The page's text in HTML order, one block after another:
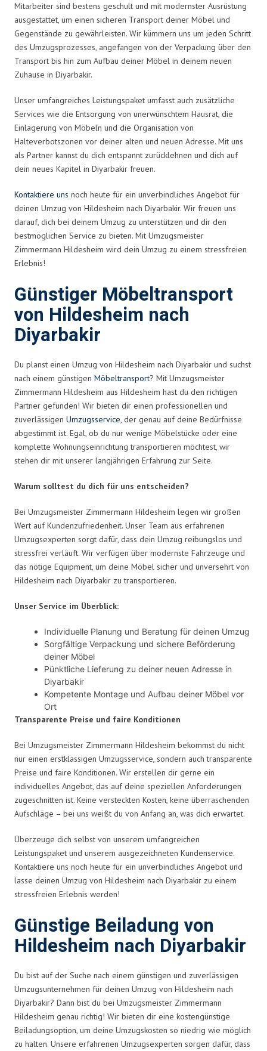
Mitarbeiter sind bestens geschult und mit modernster Ausrüstung
ausgestattet, um einen sicheren Transport deiner Möbel und
Gegenstände zu gewährleisten. Wir kümmern uns um jeden Schritt
des Umzugsprozesses, angefangen von der Verpackung über den
Transport bis hin zum Aufbau deiner Möbel in deinem neuen
Zuhause in Diyarbakir.
Unser umfangreiches Leistungspaket umfasst auch zusätzliche
Services wie die Entsorgung von unerwünschtem Hausrat, die
Einlagerung von Möbeln und die Organisation von
Halteverbotszonen vor deiner alten und neuen Adresse. Mit uns
als Partner kannst du dich entspannt zurücklehnen und dich auf
dein neues Kapitel in Diyarbakir freuen.
Kontaktiere uns noch heute für ein unverbindliches Angebot für
deinen Umzug von Hildesheim nach Diyarbakir. Wir freuen uns
darauf, dich bei deinem Umzug zu unterstützen und dir den
bestmöglichen Service zu bieten. Mit Umzugsmeister
Zimmermann Hildesheim wird dein Umzug zu einem stressfreien
Erlebnis!
Günstiger Möbeltransport
von Hildesheim nach
Diyarbakir
Du planst einen Umzug von Hildesheim nach Diyarbakir und suchst
nach einem günstigen Möbeltransport? Mit Umzugsmeister
Zimmermann Hildesheim aus Hildesheim hast du den richtigen
Partner gefunden! Wir bieten dir einen professionellen und
zuverlässigen Umzugsservice, der genau auf deine Bedürfnisse
abgestimmt ist. Egal, ob du nur wenige Möbelstücke oder eine
komplette Wohnungseinrichtung transportieren möchtest, wir
stehen dir mit unserer langjährigen Erfahrung zur Seite.
Warum solltest du dich für uns entscheiden?
Bei Umzugsmeister Zimmermann Hildesheim legen wir großen
Wert auf Kundenzufriedenheit. Unser Team aus erfahrenen
Umzugsexperten sorgt dafür, dass dein Umzug reibungslos und
stressfrei verläuft. Wir verfügen über modernste Fahrzeuge und
das nötige Equipment, um deine Möbel sicher und unversehrt von
Hildesheim nach Diyarbakir zu transportieren.
Unser Service im Überblick:
Individuelle Planung und Beratung für deinen Umzug
Sorgfältige Verpackung und sichere Beförderung
deiner Möbel
Pünktliche Lieferung zu deiner neuen Adresse in
Diyarbakir
Kompetente Montage und Aufbau deiner Möbel vor
Ort
Transparente Preise und faire Konditionen
Bei Umzugsmeister Zimmermann Hildesheim bekommst du nicht
nur einen erstklassigen Umzugsservice, sondern auch transparente
Preise und faire Konditionen. Wir erstellen dir gerne ein
individuelles Angebot, das auf deine speziellen Anforderungen
zugeschnitten ist. Keine versteckten Kosten, keine überraschenden
Aufschläge – bei uns weißt du von Anfang an, was dich erwartet.
Überzeuge dich selbst von unserem umfangreichen
Leistungspaket und unserem ausgezeichneten Kundenservice.
Kontaktiere uns noch heute für ein unverbindliches Angebot und
lasse deinen Umzug von Hildesheim nach Diyarbakir zu einem
stressfreien Erlebnis werden!
Günstige Beiladung von
Hildesheim nach Diyarbakir
Du bist auf der Suche nach einem günstigen und zuverlässigen
Umzugsunternehmen für deinen Umzug von Hildesheim nach
Diyarbakir? Dann bist du bei Umzugsmeister Zimmermann
Hildesheim genau richtig! Wir bieten dir eine kostengünstige
Beiladungsoption, um deine Umzugskosten so niedrig wie möglich
zu halten. Unsere erfahrenen Umzugsexperten sorgen dafür, dass